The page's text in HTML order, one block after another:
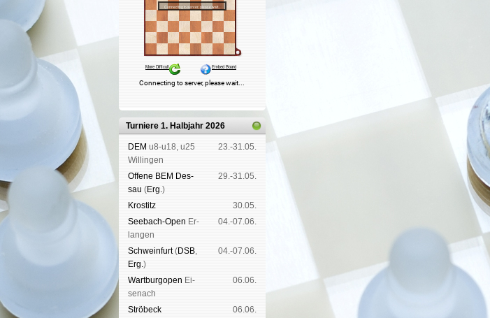
Turniere 1. Halbjahr 2026
DEM u8-u18, u25
Wil­lin­gen
23.-31.05.
Offene BEM Des­
sau (Erg.)
29.-31.05.
Kros­titz
30.05.
See­bach-Open Er­
lan­gen
04.-07.06.
Schwein­furt(DSB,
Erg.)
04.-07.06.
Wart­burg­open Ei­
se­nach
06.06.
Strö­beck
06.06.